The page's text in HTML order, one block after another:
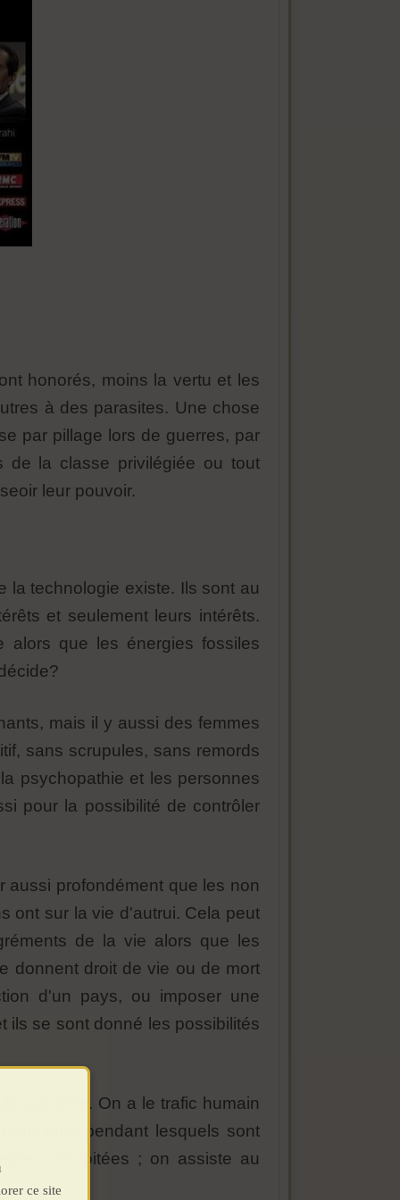
honorés, moins la vertu et les
à des parasites. Une chose
par pillage lors de guerres, par
de la classe privilégiée ou tout
leur pouvoir.
la technologie existe. Ils sont au
et seulement leurs intérêts.
alors que les énergies fossiles
mais il y aussi des femmes
sans scrupules, sans remords
psychopathie et les personnes
pour la possibilité de contrôler
profondément que les non
ont sur la vie d'autrui. Cela peut
de la vie alors que les
donnent droit de vie ou de mort
d'un pays, ou imposer une
ils se sont donné les possibilités
sur terre. On a le trafic humain
pendant lesquels sont
convoitées ; on assiste au
ce site